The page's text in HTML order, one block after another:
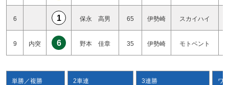
6 1 保永 高男 65 伊勢崎 スカイハイ
9 内突 6 野本 佳章 35 伊勢崎 モトベント
単勝／複勝 2車連 3連勝 ワ